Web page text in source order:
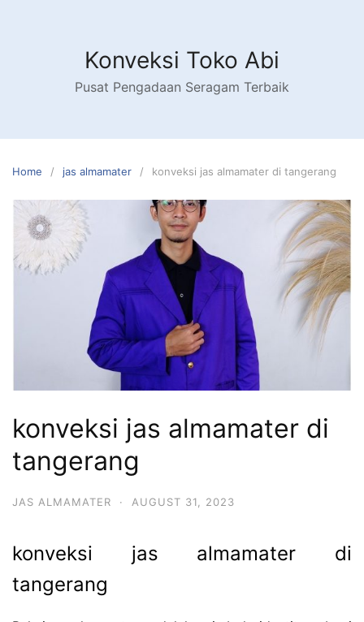
Konveksi Toko Abi
Pusat Pengadaan Seragam Terbaik
Home jas almamater konveksi jas almamater di tangerang
konveksi jas almamater di
tangerang
JAS ALMAMATER · AUGUST 31, 2023
konveksi jas almamater di
tangerang